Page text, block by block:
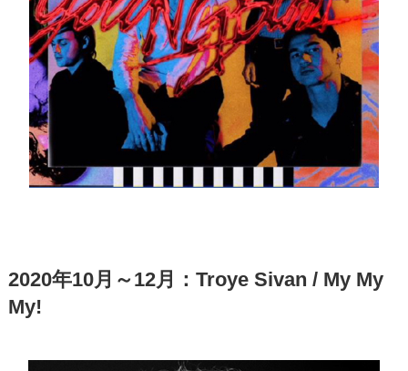
2020年10月～12月：Troye Sivan / My My
My!